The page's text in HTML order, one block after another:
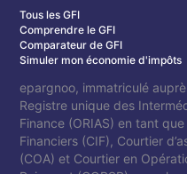
Tous les GFI
Comprendre le GFI
Comparateur de GFI
Simuler mon économie d'impôts
epargnoo, immatriculé
Registre unique des
Finance (ORIAS) en tant
Financiers (CIF), Courtier
(COA) et Courtier en